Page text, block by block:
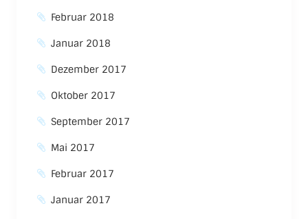
Februar 2018
Januar 2018
Dezember 2017
Oktober 2017
September 2017
Mai 2017
Februar 2017
Januar 2017